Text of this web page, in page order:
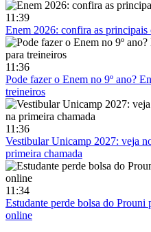
11:39
Enem 2026: confira as principais
11:36
Pode fazer o Enem no 9º ano?
treineiros
11:36
Vestibular Unicamp 2027: veja
primeira chamada
11:34
Estudante perde bolsa do Prouni
online